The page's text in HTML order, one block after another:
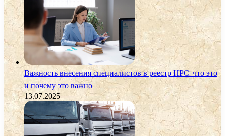
Важность внесения специалистов в реестр НРС: что это
и почему это важно
13.07.2025